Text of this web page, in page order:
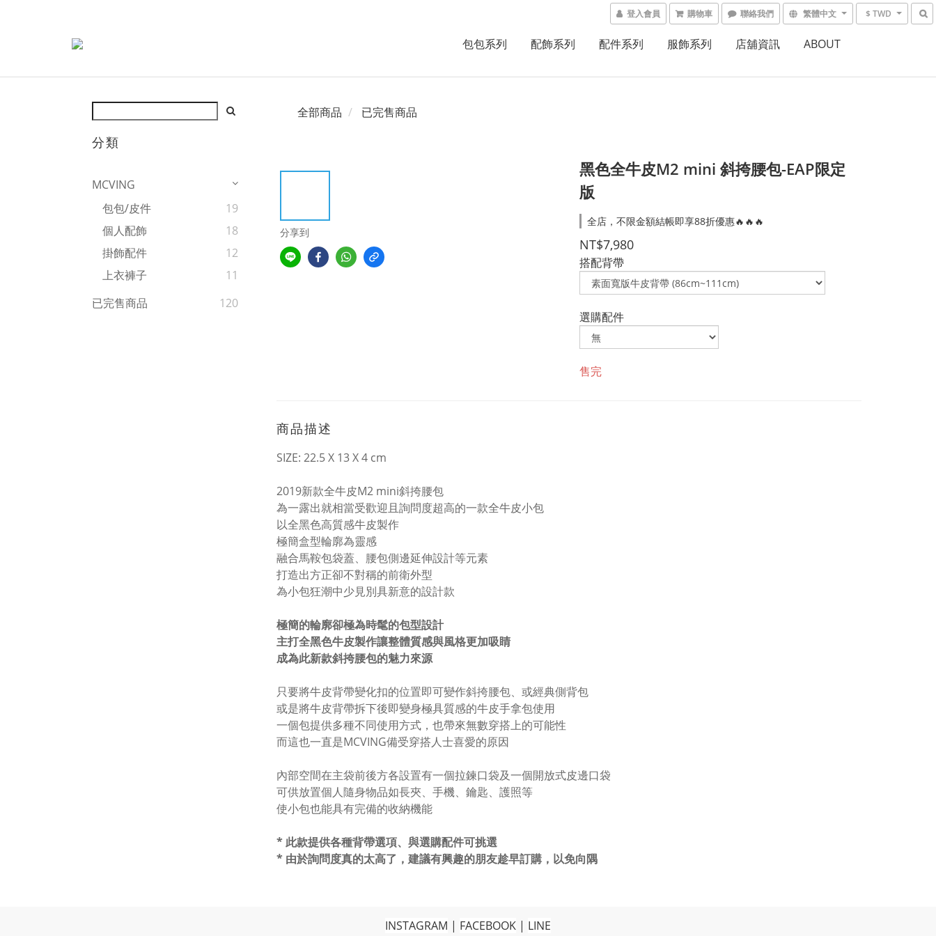
登入會員 購物車 聯絡我們 繁體中文 $ TWD
包包系列 配飾系列 配件系列 服飾系列 店舖資訊 ABOUT
分類
MCVING
包包/皮件
19
個人配飾
18
掛飾配件
12
上衣褲子
11
已完售商品
120
全部商品 已完售商品
分享到
黑色全牛皮M2 mini 斜挎腰包-EAP限定
版
全店，不限金額結帳即享88折優惠🔥🔥🔥
NT$7,980
搭配背帶
選購配件
售完
商品描述
SIZE: 22.5 X 13 X 4 cm
2019新款全牛皮M2 mini斜挎腰包
為一露出就相當受歡迎且詢問度超高的一款全牛皮小包
以全黑色高質感牛皮製作
極簡盒型輪廓為靈感
融合馬鞍包袋蓋、腰包側邊延伸設計等元素
打造出方正卻不對稱的前衛外型
為小包狂潮中少見別具新意的設計款
極簡的輪廓卻極為時髦的包型設計
主打全黑色牛皮製作讓整體質感與風格更加吸睛
成為此新款斜挎腰包的魅力來源
只要將牛皮背帶變化扣的位置即可變作斜挎腰包、或經典側背包
或是將牛皮背帶拆下後即變身極具質感的牛皮手拿包使用
一個包提供多種不同使用方式，也帶來無數穿搭上的可能性
而這也一直是MCVING備受穿搭人士喜愛的原因
內部空間在主袋前後方各設置有一個拉鍊口袋及一個開放式皮邊口袋
可供放置個人隨身物品如長夾、手機、鑰匙、護照等
使小包也能具有完備的收納機能
*此款提供各種背帶選項、與選購配件可挑選
* 由於詢問度真的太高了，建議有興趣的朋友趁早訂購，以免向隅
INSTAGRAM | FACEBOOK | LINE